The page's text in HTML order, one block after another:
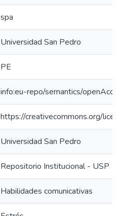
spa
Universidad San Pedro
PE
info:eu-repo/semantics/
https://creativecommons.org/
Universidad San Pedro
Repositorio Institucional - USP
Habilidades comunicativas